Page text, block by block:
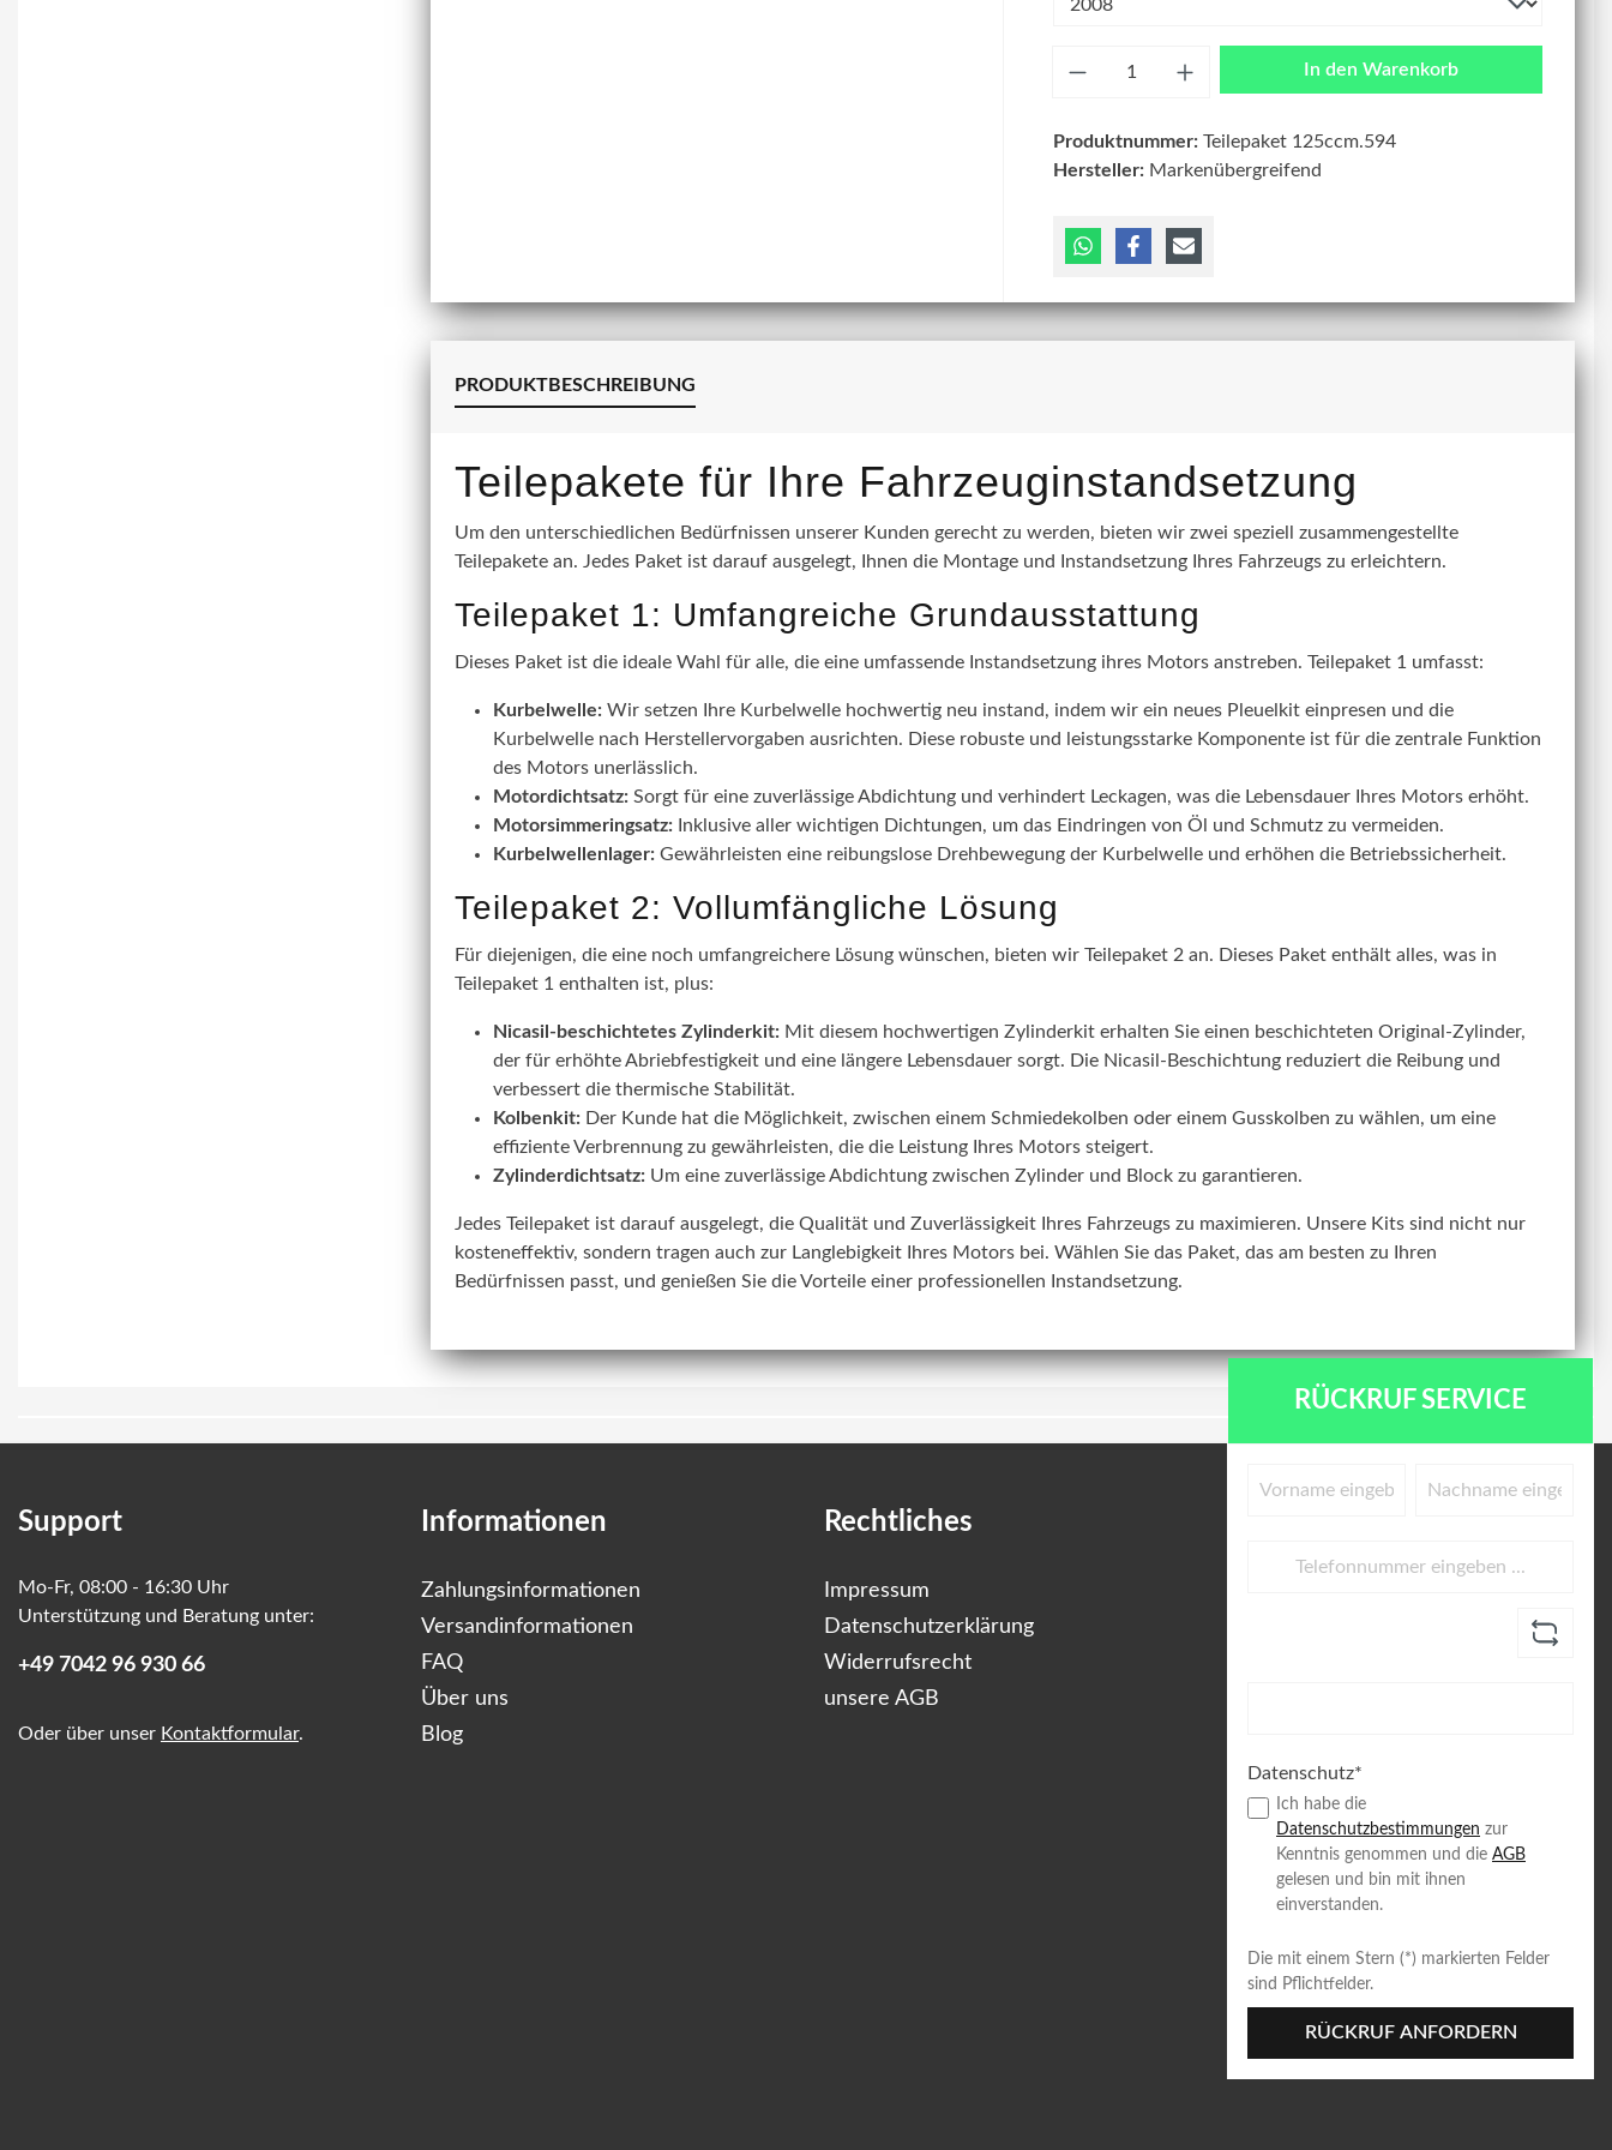
In den Warenkorb
Produktnummer:Teilepaket 125ccm.594
Hersteller: Markenübergreifend
PRODUKTBESCHREIBUNG
Teilepakete für Ihre Fahrzeuginstandsetzung
Um den unterschiedlichen Bedürfnissen unserer Kunden gerecht zu werden, bieten wir zwei speziell zusammengestellte
Teilepakete an. Jedes Paket ist darauf ausgelegt, Ihnen die Montage und Instandsetzung Ihres Fahrzeugs zu erleichtern.
Teilepaket 1: Umfangreiche Grundausstattung
Dieses Paket ist die ideale Wahl für alle, die eine umfassende Instandsetzung ihres Motors anstreben. Teilepaket 1 umfasst:
Kurbelwelle: Wir setzen Ihre Kurbelwelle hochwertig neu instand, indem wir ein neues Pleuelkit einpresen und die
Kurbelwelle nach Herstellervorgaben ausrichten. Diese robuste und leistungsstarke Komponente ist für die zentrale Funktion
des Motors unerlässlich.
Motordichtsatz: Sorgt für eine zuverlässige Abdichtung und verhindert Leckagen, was die Lebensdauer Ihres Motors erhöht.
Motorsimmeringsatz: Inklusive aller wichtigen Dichtungen, um das Eindringen von Öl und Schmutz zu vermeiden.
Kurbelwellenlager: Gewährleisten eine reibungslose Drehbewegung der Kurbelwelle und erhöhen die Betriebssicherheit.
Teilepaket 2: Vollumfängliche Lösung
Für diejenigen, die eine noch umfangreichere Lösung wünschen, bieten wir Teilepaket 2 an. Dieses Paket enthält alles, was in
Teilepaket 1 enthalten ist, plus:
Nicasil-beschichtetes Zylinderkit: Mit diesem hochwertigen Zylinderkit erhalten Sie einen beschichteten Original-Zylinder,
der für erhöhte Abriebfestigkeit und eine längere Lebensdauer sorgt. Die Nicasil-Beschichtung reduziert die Reibung und
verbessert die thermische Stabilität.
Kolbenkit: Der Kunde hat die Möglichkeit, zwischen einem Schmiedekolben oder einem Gusskolben zu wählen, um eine
effiziente Verbrennung zu gewährleisten, die die Leistung Ihres Motors steigert.
Zylinderdichtsatz: Um eine zuverlässige Abdichtung zwischen Zylinder und Block zu garantieren.
Jedes Teilepaket ist darauf ausgelegt, die Qualität und Zuverlässigkeit Ihres Fahrzeugs zu maximieren. Unsere Kits sind nicht nur
kosteneffektiv, sondern tragen auch zur Langlebigkeit Ihres Motors bei. Wählen Sie das Paket, das am besten zu Ihren
Bedürfnissen passt, und genießen Sie die Vorteile einer professionellen Instandsetzung.
Support
Mo-Fr, 08:00 - 16:30 Uhr
Unterstützung und Beratung unter:
+49 7042 96 930 66
Oder über unser Kontaktformular.
Informationen
Zahlungsinformationen
Versandinformationen
FAQ
Über uns
Blog
Rechtliches
Impressum
Datenschutzerklärung
Widerrufsrecht
unsere AGB
RÜCKRUF SERVICE
Datenschutz*
Ich habe die
Datenschutzbestimmungen zur
Kenntnis genommen und die AGB
gelesen und bin mit ihnen
einverstanden.
Die mit einem Stern (*) markierten Felder
sind Pflichtfelder.
RÜCKRUF ANFORDERN